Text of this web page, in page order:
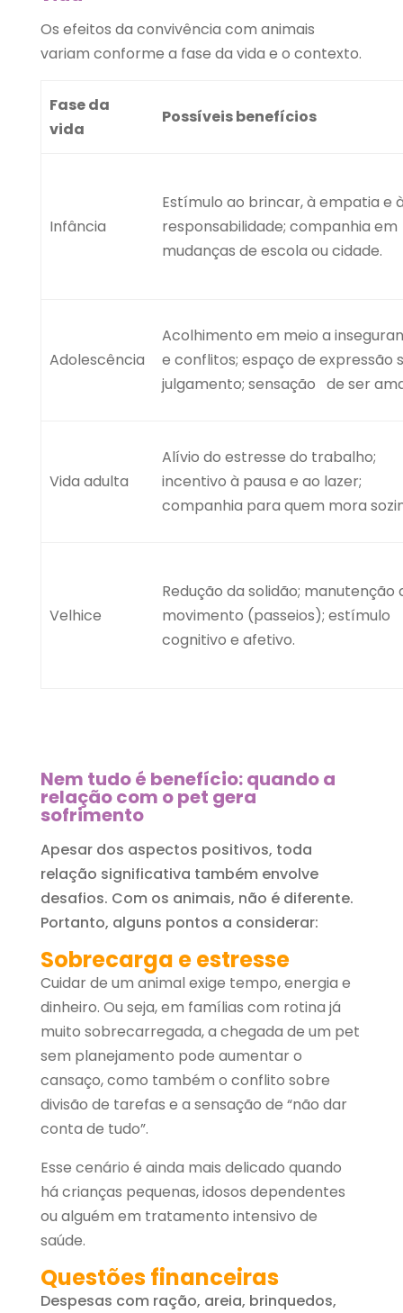
Os efeitos da convivência com animais
variam conforme a fase da vida e o contexto.
Fase da
vida
Possíveis benefícios
Infância
Estímulo ao brincar, à empatia e
responsabilidade; companhia em
mudanças de escola ou cidade.
Adolescência
Acolhimento em meio a
e conflitos; espaço de expressão
julgamento; sensação de ser
Vida adulta
Alívio do estresse do trabalho;
incentivo à pausa e ao lazer;
companhia para quem mora
Velhice
Redução da solidão; manutenção
movimento (passeios); estímulo
cognitivo e afetivo.
Nem tudo é benefício: quando a
relação com o pet gera
sofrimento
Apesar dos aspectos positivos, toda
relação significativa também envolve
desafios. Com os animais, não é diferente.
Portanto, alguns pontos a considerar:
Sobrecarga e estresse
Cuidar de um animal exige tempo, energia e
dinheiro. Ou seja, em famílias com rotina já
muito sobrecarregada, a chegada de um pet
sem planejamento pode aumentar o
cansaço, como também o conflito sobre
divisão de tarefas e a sensação de “não dar
conta de tudo”.
Esse cenário é ainda mais delicado quando
há crianças pequenas, idosos dependentes
ou alguém em tratamento intensivo de
saúde.
Questões financeiras
Despesas com ração, areia, brinquedos,